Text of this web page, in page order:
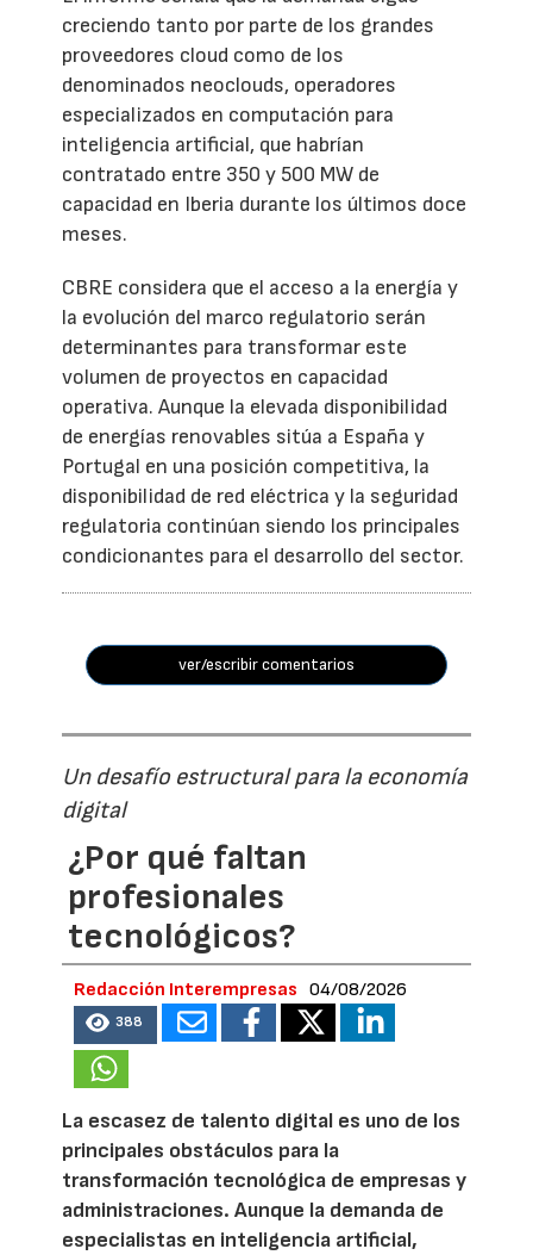
creciendo tanto por parte de los grandes
proveedores cloud como de los
denominados neoclouds, operadores
especializados en computación para
inteligencia artificial, que habrían
contratado entre 350 y 500 MW de
capacidad en Iberia durante los últimos doce
meses.
CBRE considera que el acceso a la energía y
la evolución del marco regulatorio serán
determinantes para transformar este
volumen de proyectos en capacidad
operativa. Aunque la elevada disponibilidad
de energías renovables sitúa a España y
Portugal en una posición competitiva, la
disponibilidad de red eléctrica y la seguridad
regulatoria continúan siendo los principales
condicionantes para el desarrollo del sector.
ver/escribir comentarios
Un desafío estructural para la economía
digital
¿Por qué faltan
profesionales
tecnológicos?
Redacción Interempresas 04/08/2026
388
La escasez de talento digital es uno de los
principales obstáculos para la
transformación tecnológica de empresas y
administraciones. Aunque la demanda de
especialistas en inteligencia artificial,